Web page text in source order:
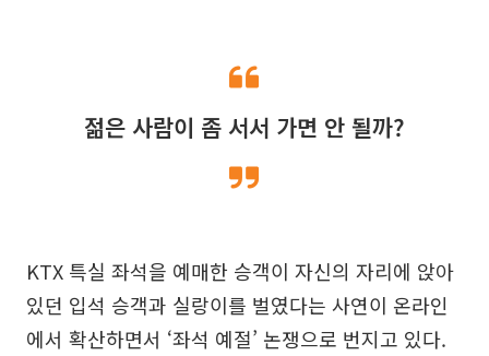
젊은 사람이 좀 서서 가면 안 될까?
KTX 특실 좌석을 예매한 승객이 자신의 자리에 앉아
있던 입석 승객과 실랑이를 벌였다는 사연이 온라인
에서 확산하면서 ‘좌석 예절’ 논쟁으로 번지고 있다.